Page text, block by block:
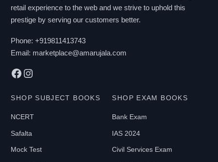
retail experience to the web and we strive to uphold this
prestige by serving our customers better.
Phone:+919811413743
Email: marketplace@amarujala.com
Facebook
Instagram
SHOP SUBJECT BOOKS
NCERT
Safalta
Mock Test
SHOP EXAM BOOKS
Bank Exam
IAS 2024
Civil Services Exam